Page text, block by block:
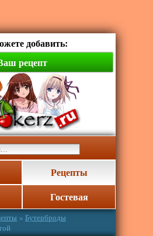
добавить:
рецепт
Рецепты
Гостевая
» Бутерброды